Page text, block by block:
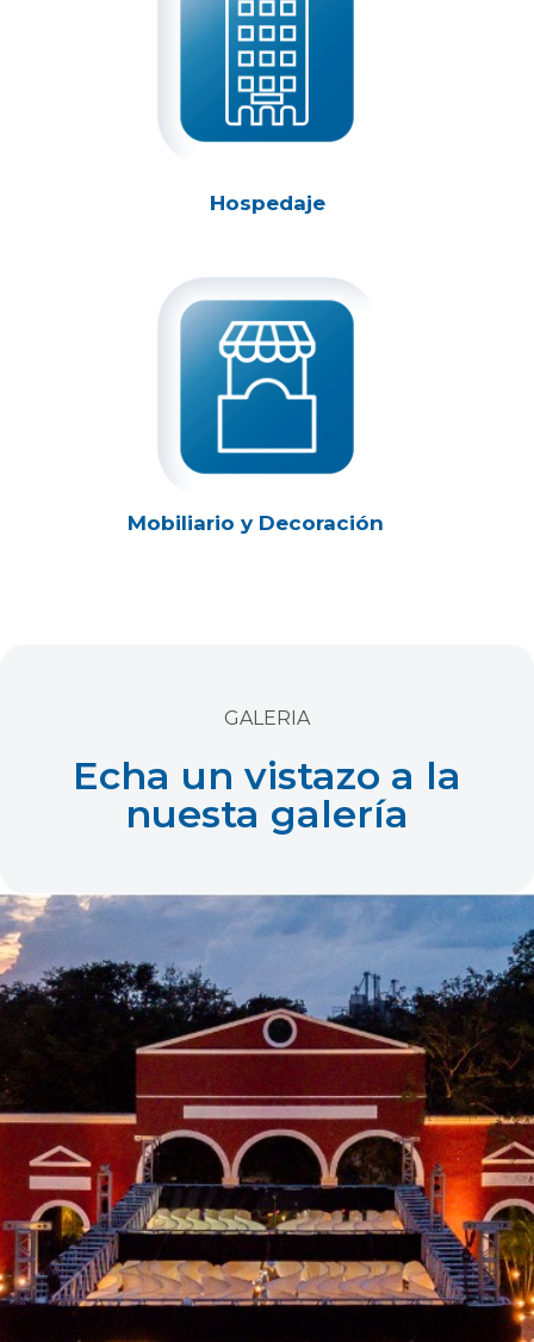
Hospedaje
Mobiliario y Decoración
GALERIA
Echa un vistazo a la
nuesta galería